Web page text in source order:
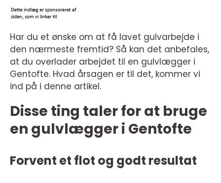
Har du et ønske om at få lavet gulvarbejde i
den nærmeste fremtid? Så kan det anbefales,
at du overlader arbejdet til en gulvlægger i
Gentofte. Hvad årsagen er til det, kommer vi
ind på i denne artikel.
Disse ting taler for at bruge
en gulvlægger i Gentofte
Forvent et flot og godt resultat